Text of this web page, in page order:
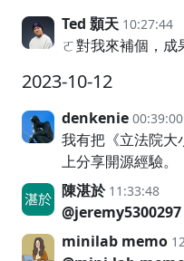
Ted 顥天 10:27:44
ㄛ對我來補個，成
2023-10-12
denkenie 00:39:00
我有把《立法院大
上分享開源經驗。
陳湛於 11:33:48
@jeremy5300297
minilab memo